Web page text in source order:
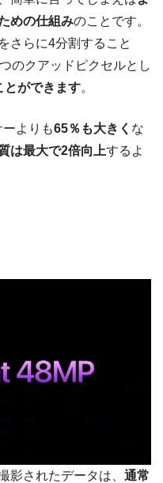
めの仕組みのことです。
さらに4分割すること
のクアッドピクセルとし
とができます。
よりも65％も大きく な
は最大で2倍向上するよ
影されたデータは、 通常